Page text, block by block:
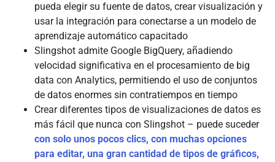
pueda elegir su fuente de datos, crear visualización y
usar la integración para conectarse a un modelo de
aprendizaje automático capacitado
Slingshot admite Google BigQuery, añadiendo
velocidad significativa en el procesamiento de big
data con Analytics, permitiendo el uso de conjuntos
de datos enormes sin contratiempos en tiempo
Crear diferentes tipos de visualizaciones de datos es
más fácil que nunca con Slingshot – puede suceder
con solo unos pocos clics, con muchas opciones
para editar, una gran cantidad de tipos de gráficos,